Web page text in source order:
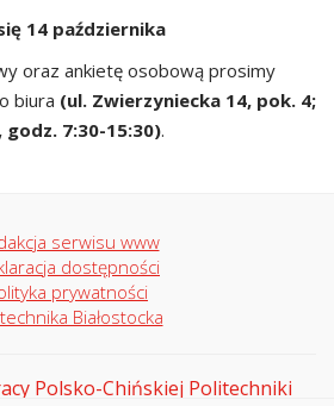
14 października
oraz ankietę osobową prosimy
biura (ul. Zwierzyniecka 14, pok. 4;
7:30-15:30).
serwisu www
dostępności
prywatności
Białostocka
Polsko-Chińskiej Politechniki